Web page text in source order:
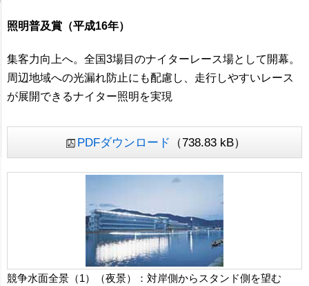
照明普及賞（平成16年）
集客力向上へ。全国3場目のナイターレース場として開幕。
周辺地域への光漏れ防止にも配慮し、走行しやすいレース
が展開できるナイター照明を実現
PDFダウンロード （738.83 kB）
競争水面全景（1）（夜景）：対岸側からスタンド側を望む